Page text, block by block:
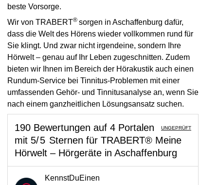
beste Vorsorge.
Wir von TRABERT® sorgen in Aschaffenburg dafür,
dass die Welt des Hörens wieder vollkommen rund für
Sie klingt. Und zwar nicht irgendeine, sondern Ihre
Hörwelt – genau auf Ihr Leben zugeschnitten. Zudem
bieten wir Ihnen im Bereich der Hörakustik auch einen
Rundum-Service bei Tinnitus-Problemen mit einer
umfassenden Gehör- und Tinnitusanalyse an, wenn Sie
nach einem ganzheitlichen Lösungsansatz suchen.
UNGEPRÜFT
190 Bewertungen auf 4 Portalen
mit 5/5 Sternen für TRABERT® Meine
Hörwelt – Hörgeräte in Aschaffenburg
KennstDuEinen